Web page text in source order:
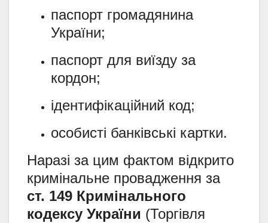
паспорт громадянина
України;
паспорт для виїзду за
кордон;
ідентифікаційний код;
особисті банківські картки.
Наразі за цим фактом відкрито
кримінальне провадження за
ст. 149 Кримінального
кодексу України (Торгівля